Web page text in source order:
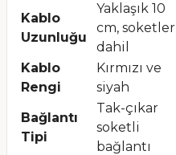
Kablo
Uzunluğu
Yaklaşık 10
cm, soketler
dahil
Kablo
Rengi
Kırmızı ve
siyah
Bağlantı
Tipi
Tak-çıkar
soketli
bağlantı